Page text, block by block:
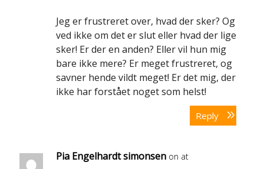
Jeg er frustreret over, hvad der sker? Og
ved ikke om det er slut eller hvad der lige
sker! Er der en anden? Eller vil hun mig
bare ikke mere? Er meget frustreret, og
savner hende vildt meget! Er det mig, der
ikke har forstået noget som helst!
Reply
Pia Engelhardt simonsen on at